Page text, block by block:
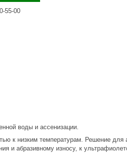
55-00
воды и ассенизации.
к низким температурам. Решение для
и абразивному износу, к